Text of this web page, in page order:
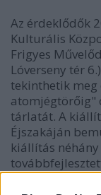
Az érdeklődők
Kulturális
Frigyes
Lóverseny tér
tekinthetik meg
atomjégtörőig"
tárlatát. A
Éjszakáján
kiállítás
Balogh Tamás,